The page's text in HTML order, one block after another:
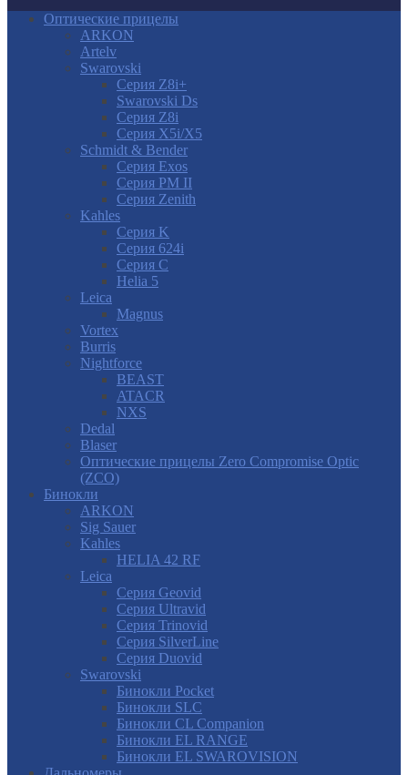
Оптические прицелы
ARKON
Artelv
Swarovski
Серия Z8i+
Swarovski Ds
Серия Z8i
Серия X5i/X5
Schmidt & Bender
Серия Exos
Серия PM II
Cерия Zenith
Kahles
Серия K
Серия 624i
Серия С
Helia 5
Leica
Magnus
Vortex
Burris
Nightforce
BEAST
ATACR
NXS
Dedal
Blaser
Оптические прицелы Zero Compromise Optic
(ZCO)
Бинокли
ARKON
Sig Sauer
Kahles
HELIA 42 RF
Leica
Серия Geovid
Серия Ultravid
Серия Trinovid
Серия SilverLine
Серия Duovid
Swarovski
Бинокли Pocket
Бинокли SLC
Бинокли CL Companion
Бинокли EL RANGE
Бинокли EL SWAROVISION